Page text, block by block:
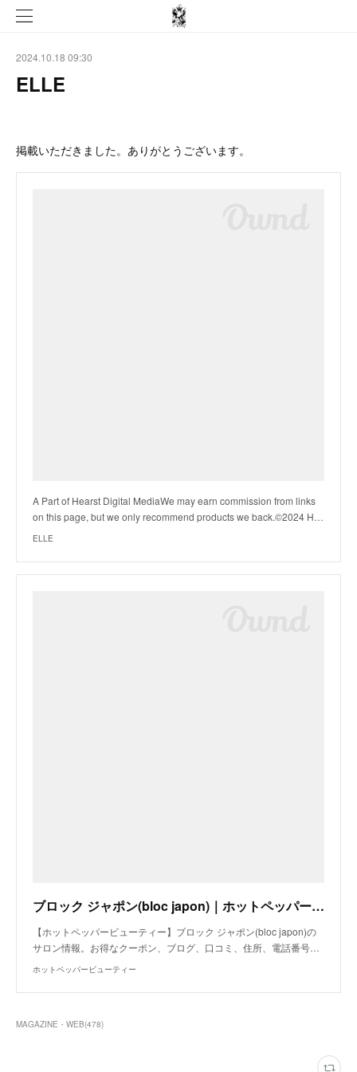
2024.10.18 09:30
ELLE
掲載いただきました。ありがとうございます。
A Part of Hearst Digital MediaWe may earn commission from links
on this page, but we only recommend products we back.©2024 H…
ELLE
ブロック ジャポン(bloc japon)｜ホットペッパービューティー
【ホットペッパービューティー】ブロック ジャポン(bloc japon)の
サロン情報。お得なクーポン、ブログ、口コミ、住所、電話番号…
ホットペッパービューティー
MAGAZINE・WEB(478)